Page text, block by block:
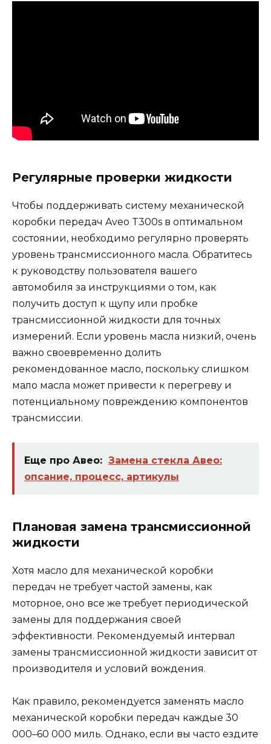
Регулярные проверки жидкости
Чтобы поддерживать систему механической
коробки передач Aveo T300s в оптимальном
состоянии, необходимо регулярно проверять
уровень трансмиссионного масла. Обратитесь
к руководству пользователя вашего
автомобиля за инструкциями о том, как
получить доступ к щупу или пробке
трансмиссионной жидкости для точных
измерений. Если уровень масла низкий, очень
важно своевременно долить
рекомендованное масло, поскольку слишком
мало масла может привести к перегреву и
потенциальному повреждению компонентов
трансмиссии.
Еще про Авео: Замена стекла Авео:
опсание, процесс, артикулы
Плановая замена трансмиссионной
жидкости
Хотя масло для механической коробки
передач не требует частой замены, как
моторное, оно все же требует периодической
замены для поддержания своей
эффективности. Рекомендуемый интервал
замены трансмиссионной жидкости зависит от
производителя и условий вождения.
Как правило, рекомендуется заменять масло
механической коробки передач каждые 30
000–60 000 миль. Однако, если вы часто ездите